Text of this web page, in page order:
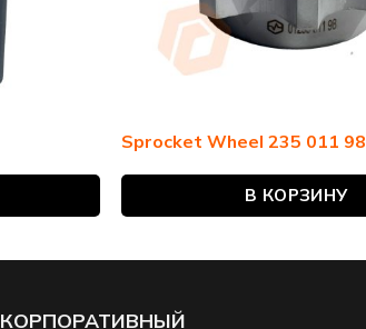
Sprocket Wheel 235 011 98
В КОРЗИНУ
КОРПОРАТИВНЫЙ